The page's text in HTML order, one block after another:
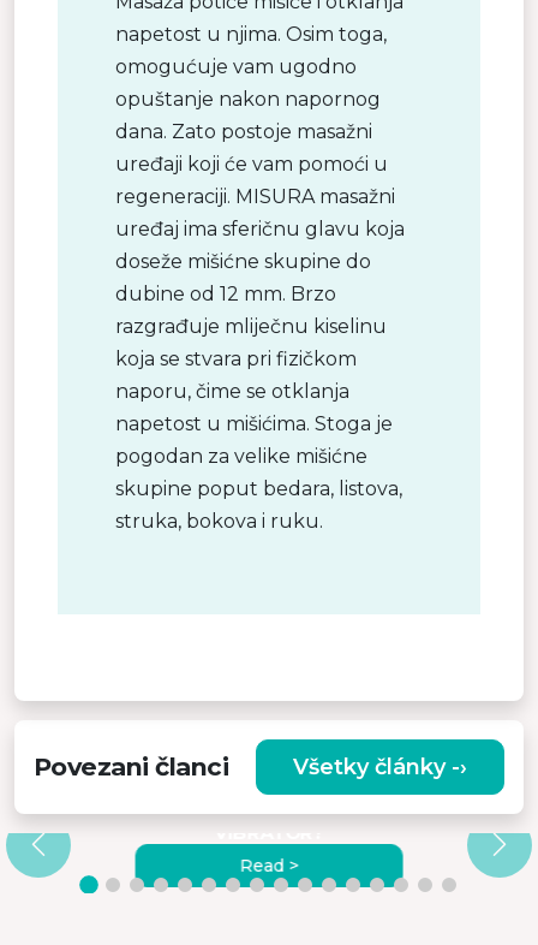
napetost u njima. Osim toga,
omogućuje vam ugodno
opuštanje nakon napornog
dana. Zato postoje masažni
uređaji koji će vam pomoći u
regeneraciji. MISURA masažni
uređaj ima sferičnu glavu koja
doseže mišićne skupine do
dubine od 12 mm. Brzo
razgrađuje mliječnu kiselinu
koja se stvara pri fizičkom
naporu, čime se otklanja
napetost u mišićima. Stoga je
pogodan za velike mišićne
skupine poput bedara, listova,
struka, bokova i ruku.
Povezani članci Všetky články -›
ZAŠTO ODABRATI
VISOKOKVALITETNI MASAŽNI
VIBRATOR?
Read >